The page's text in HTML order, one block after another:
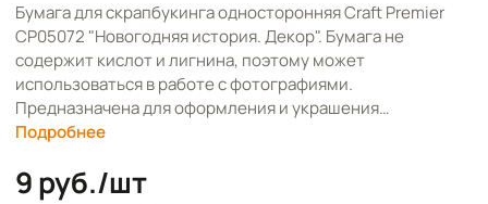
Бумага для скрапбукинга односторонняя Craft Premier
CP05072 "Новогодняя история. Декор". Бумага не
содержит кислот и лигнина, поэтому может
использоваться в работе с фотографиями.
Предназначена для оформления и украшения…
Подробнее
9 руб./шт